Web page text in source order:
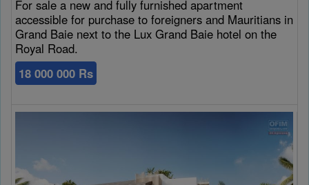
For sale a new and fully furnished apartment
accessible for purchase to foreigners and Mauritians in
Grand Baie next to the Lux Grand Baie hotel on the
Royal Road.
18 000 000 Rs